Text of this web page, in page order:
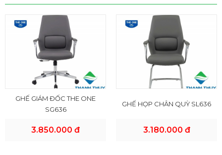
GHẾ GIÁM ĐỐC THE ONE
SG636
3.850.000 đ
GHẾ HỌP CHÂN QUỲ SL636
3.180.000 đ